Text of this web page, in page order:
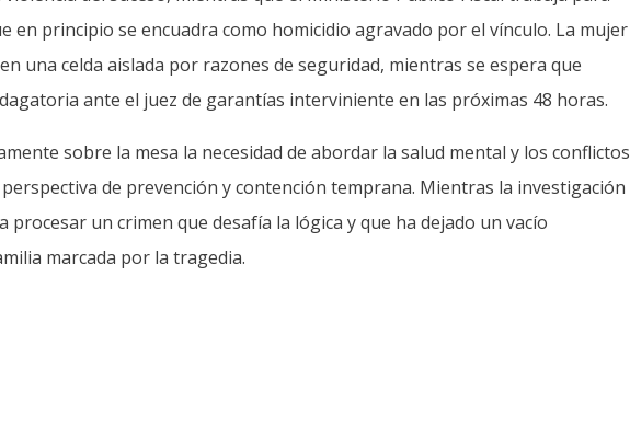
en principio se encuadra como homicidio agravado por el vínculo. La mujer
una celda aislada por razones de seguridad, mientras se espera que
ante el juez de garantías interviniente en las próximas 48 horas.
sobre la mesa la necesidad de abordar la salud mental y los conflictos
de prevención y contención temprana. Mientras la investigación
procesar un crimen que desafía la lógica y que ha dejado un vacío
marcada por la tragedia.